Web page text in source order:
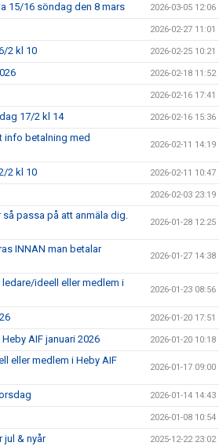
15/16 söndag den 8 mars 2026-03-05 12:06
2026-02-27 11:01
2 kl 10 2026-02-25 10:21
2026-02-18 11:52
2026-02-16 17:41
17/2 kl 14 2026-02-16 15:36
info betalning med
2026-02-11 14:19
2 kl 10 2026-02-11 10:47
2026-02-03 23:19
passa på att anmäla dig.
2026-01-28 12:25
INNAN man betalar
2026-01-27 14:38
ideell eller medlem i
2026-01-23 08:56
2026-01-20 17:51
AIF januari 2026 2026-01-20 10:18
eller medlem i Heby AIF
2026-01-17 09:00
2026-01-14 14:43
2026-01-08 10:54
jul & nyår 2025-12-22 23:02